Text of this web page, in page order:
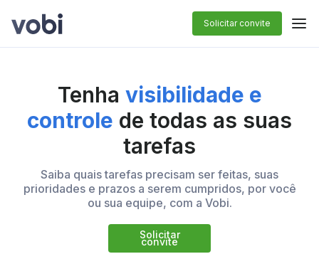
Solicitar convite
Tenha visibilidade e
controle de todas as suas
tarefas
Saiba quais tarefas precisam ser feitas, suas
prioridades e prazos a serem cumpridos, por você
ou sua equipe, com a Vobi.
Solicitar
convite